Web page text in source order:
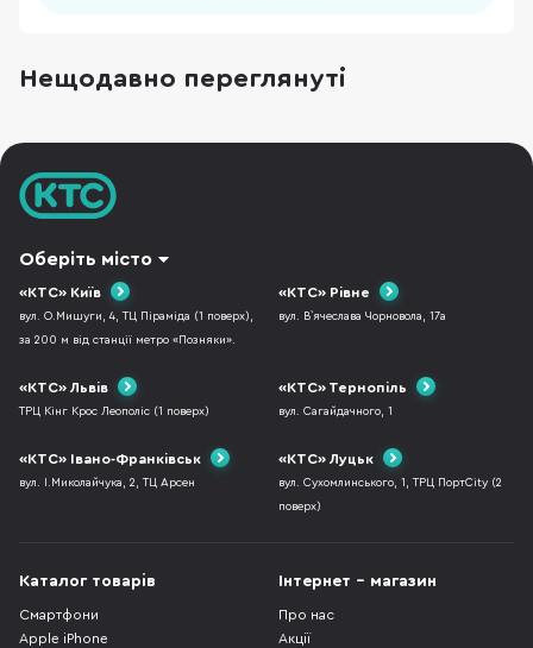
Нещодавно переглянуті
Оберіть місто
«КТС» Київ
вул. О.Мишуги, 4, ТЦ Піраміда (1 поверх),
за 200 м від станції метро «Позняки».
«КТС» Рівне
вул. В`ячеслава Чорновола, 17а
«КТС» Львів
ТРЦ Кінг Крос Леополіс (1 поверх)
«КТС» Тернопіль
вул. Сагайдачного, 1
«КТС» Івано-Франківськ
вул. І.Миколайчука, 2, ТЦ Арсен
«КТС» Луцьк
вул. Сухомлинського, 1, ТРЦ ПортCity (2
поверх)
Каталог товарів
Смартфони
Apple iPhone
Інтернет - магазин
Про нас
Акції